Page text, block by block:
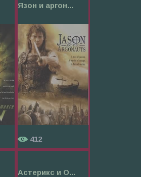
Язон и аргон...
412
Астерикс и О...